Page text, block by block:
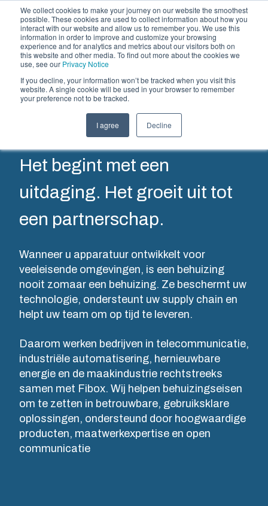
We collect cookies to make your journey on our website the smoothest
possible. These cookies are used to collect information about how you
interact with our website and allow us to remember you. We use this
information in order to improve and customize your browsing
experience and for analytics and metrics about our visitors both on
this website and other media. To find out more about the cookies we
use, see our Privacy Notice
If you decline, your information won’t be tracked when you visit this
website. A single cookie will be used in your browser to remember
your preference not to be tracked.
I agree Decline
NL
NOT SET
Behuizingen &
Ons
behuizingen
schakelkasten
elke
omgeving de
juiste
oplossing.
zoeken
Maatwerkbehuizingen
Waarom
gebruiken
wij
Kunststof
Fibox biedt
partner
voor
kunststofdelen.
Wij
ondersteunen
de volledige
levenscyclus:
en ontwerp
tot productie
en een
naadloze
Matrijzenbouw
Elektrische- en
Wij leveren
elektrische
systemen:
van
en
componentenselectie
tot
montage,
testen en
diensten op
uw locatie.
Productontwikkeling
en
engineering
Aanbod en diensten
Partners
Informatie & Bronnen
Het bedrijf
Directe
klanten
Het begint met een
uitdaging. Het groeit uit tot
een partnerschap.
Wanneer u apparatuur ontwikkelt voor
veeleisende omgevingen, is een behuizing
nooit zomaar een behuizing. Ze beschermt uw
technologie, ondersteunt uw supply chain en
helpt uw team om op tijd te leveren.
Daarom werken bedrijven in telecommunicatie,
industriële automatisering, hernieuwbare
energie en de maakindustrie rechtstreeks
samen met Fibox. Wij helpen behuizingseisen
om te zetten in betrouwbare, gebruiksklare
oplossingen, ondersteund door hoogwaardige
producten, maatwerkexpertise en open
communicatie